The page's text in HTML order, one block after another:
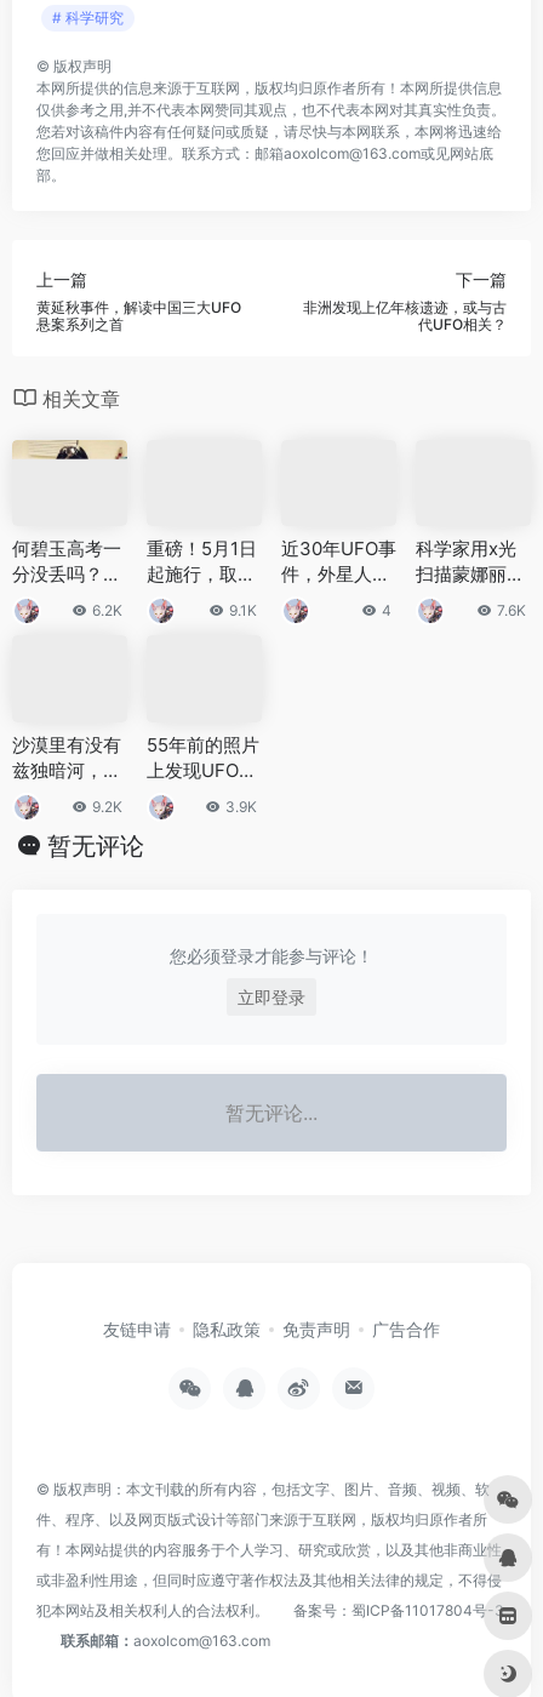
# 科学研究
© 版权声明
本网所提供的信息来源于互联网，版权均归原作者所有！本网所提供信息
仅供参考之用,并不代表本网赞同其观点，也不代表本网对其真实性负责。
您若对该稿件内容有任何疑问或质疑，请尽快与本网联系，本网将迅速给
您回应并做相关处理。联系方式：邮箱aoxolcom@163.com或见网站底
部。
上一篇
黄延秋事件，解读中国三大UFO
悬案系列之首
下一篇
非洲发现上亿年核遗迹，或与古
代UFO相关？
相关文章
何碧玉高考一
分没丢吗？高
考满分是什么
样的智商？
6.2K
重磅！5月1日
起施行，取消
初中毕业后普
职分流
9.1K
近30年UFO事
件，外星人竟
一直在我们身
边？
4
科学家用x光
扫描蒙娜丽
莎，看不到任
何笔触是真的
7.6K
沙漠里有没有
兹独暗河，什
么是兹独暗
河？
9.2K
55年前的照片
上发现UFO：
是外星人在监
视美国吗？
3.9K
暂无评论
您必须登录才能参与评论！
立即登录
暂无评论...
友链申请 隐私政策 免责声明 广告合作
© 版权声明：本文刊载的所有内容，包括文字、图片、音频、视频、软
件、程序、以及网页版式设计等部门来源于互联网，版权均归原作者所
有！本网站提供的内容服务于个人学习、研究或欣赏，以及其他非商业性
或非盈利性用途，但同时应遵守著作权法及其他相关法律的规定，不得侵
犯本网站及相关权利人的合法权利。
备案号： 蜀ICP备11017804号-3
联系邮箱： aoxolcom@163.com